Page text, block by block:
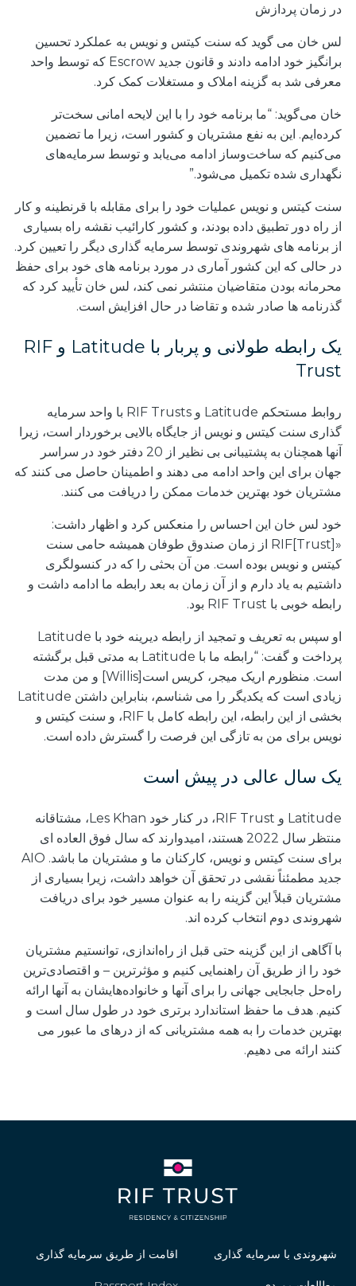
در زمان پردازش
لس خان می گوید که سنت کیتس و نویس به عملکرد تحسین
برانگیز خود ادامه دادند و قانون جدید Escrow که توسط واحد
معرفی شد به گزینه املاک و مستغلات کمک کرد.
خان می‌گوید: “ما برنامه خود را با این لایحه امانی سخت‌تر
کرده‌ایم. این به نفع مشتریان و کشور است، زیرا ما تضمین
می‌کنیم که ساخت‌وساز ادامه می‌یابد و توسط سرمایه‌های
نگهداری شده تکمیل می‌شود.”
سنت کیتس و نویس عملیات خود را برای مقابله با قرنطینه و کار
از راه دور تطبیق داده بودند، و کشور کارائیب نقشه راه بسیاری
از برنامه های شهروندی توسط سرمایه گذاری دیگر را تعیین کرد.
در حالی که این کشور آماری در مورد برنامه های خود برای حفظ
محرمانه بودن متقاضیان منتشر نمی کند، لس خان تأیید کرد که
گذرنامه ها صادر شده و تقاضا در حال افزایش است.
یک رابطه طولانی و پربار با Latitude و RIF
Trust
روابط مستحکم Latitude و RIF Trusts با واحد سرمایه
گذاری سنت کیتس و نویس از جایگاه بالایی برخوردار است، زیرا
آنها همچنان به پشتیبانی بی نظیر از 20 دفتر خود در سراسر
جهان برای این واحد ادامه می دهند و اطمینان حاصل می کنند که
مشتریان خود بهترین خدمات ممکن را دریافت می کنند.
خود لس خان این احساس را منعکس کرد و اظهار داشت:
«RIF[Trust] از زمان صندوق طوفان همیشه حامی سنت
کیتس و نویس بوده است. من آن بحثی را که در کنسولگری
داشتیم به یاد دارم و از آن زمان به بعد رابطه ما ادامه داشت و
رابطه خوبی با RIF Trust بود.
او سپس به تعریف و تمجید از رابطه دیرینه خود با Latitude
پرداخت و گفت: “رابطه ما با Latitude به مدتی قبل برگشته
است. منظورم اریک میجر، کریس است[Willis] و من مدت
زیادی است که یکدیگر را می شناسم، بنابراین داشتن Latitude
بخشی از این رابطه، این رابطه کامل با RIF، و سنت کیتس و
نویس برای من به تازگی این فرصت را گسترش داده است.
یک سال عالی در پیش است
Latitude و RIF Trust، در کنار خود Les Khan، مشتاقانه
منتظر سال 2022 هستند، امیدوارند که سال فوق العاده ای
برای سنت کیتس و نویس، کارکنان ما و مشتریان ما باشد. AIO
جدید مطمئناً نقشی در تحقق آن خواهد داشت، زیرا بسیاری از
مشتریان قبلاً این گزینه را به عنوان مسیر خود برای دریافت
شهروندی دوم انتخاب کرده اند.
با آگاهی از این گزینه حتی قبل از راه‌اندازی، توانستیم مشتریان
خود را از طریق آن راهنمایی کنیم و مؤثرترین – و اقتصادی‌ترین
راه‌حل جابجایی جهانی را برای آنها و خانواده‌هایشان به آنها ارائه
کنیم. هدف ما حفظ استاندارد برتری خود در طول سال است و
بهترین خدمات را به همه مشتریانی که از درهای ما عبور می
کنند ارائه می دهیم.
شهروندی با سرمایه گذاری اقامت از طریق سرمایه گذاری